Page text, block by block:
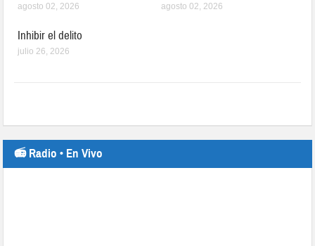
agosto 02, 2026 agosto 02, 2026
Inhibir el delito
julio 26, 2026
📻 Radio • En Vivo